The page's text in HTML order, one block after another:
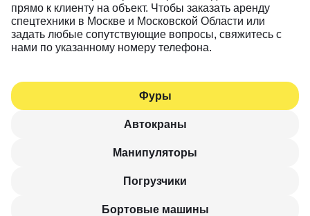
прямо к клиенту на объект. Чтобы заказать аренду
спецтехники в Москве и Московской Области или
задать любые сопутствующие вопросы, свяжитесь с
нами по указанному номеру телефона.
Фуры
Автокраны
Манипуляторы
Погрузчики
Бортовые машины